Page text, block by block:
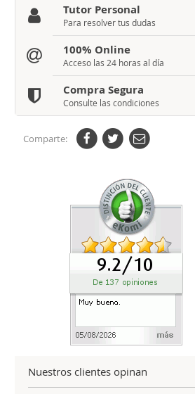
Tutor Personal
Para resolver tus dudas
100% Online
Acceso las 24 horas al día
Compra Segura
Consulte las condiciones
Comparte:
Nuestros clientes opinan